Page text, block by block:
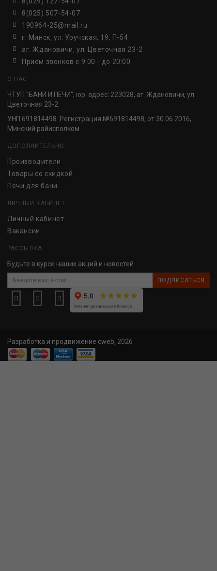
8(025) 507-54-07
190964-25@mail.ru
г. Минск, ул. Уручская, 19, П-54
аг. Ждановичи, ул. Цветочная 23-2
Прием звонков c 9:00 - до 20:00
О НАС
ЧТУП "БАНИ И ПЕЧИ", юр. адрес: 223028, аг. Ждановичи, ул.
Цветочная 23-2.
УНП 691814498. Регистрация №691814498, от 30.06.2016,
Минский райисполком.
ДОПОЛНИТЕЛЬНО
Производители
Товары со скидкой
Печи для бани
ЛИЧНЫЙ КАБИНЕТ
Личный кабинет
Вакансии
РАССЫЛКА
Будьте в курсе наших акций и новостей
ПОДПИСАТЬСЯ
Разработка и продвижение cweb, 2026